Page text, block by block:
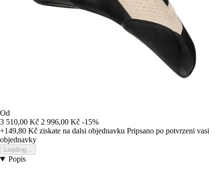
Od
3 510,00 Kč 2 996,00 Kč -15%
+149,80 Kč ziskate na dalsi objednavku Pripsano po potvrzeni vasi
objednavky
Loading...
Popis